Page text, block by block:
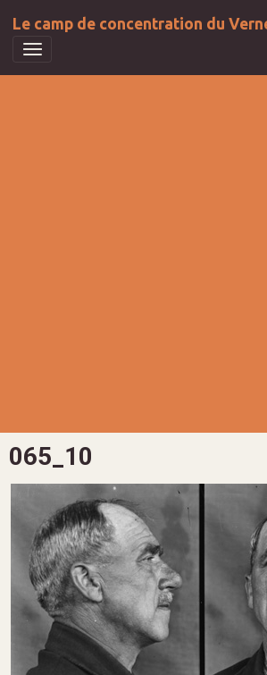
Le camp de concentration du
065_10